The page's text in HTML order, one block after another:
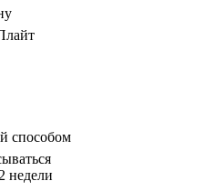
способом
недели